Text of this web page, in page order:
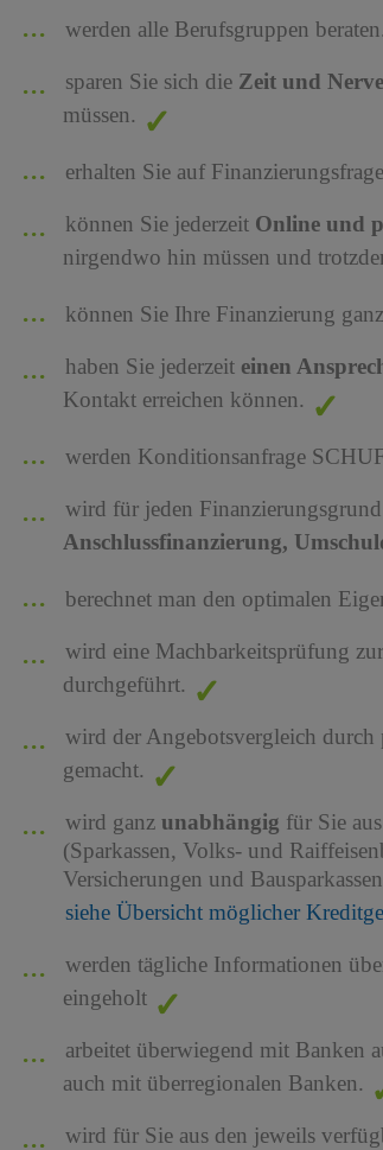
werden alle Berufsgruppen beraten.
sparen Sie sich die Zeit und
müssen.
erhalten Sie auf
können Sie jederzeit Online und
nirgendwo hin müssen und
können Sie Ihre Finanzierung
haben Sie jederzeit einen
Kontakt erreichen können.
werden Konditionsanfrage
wird für jeden
Anschlussfinanzierung,
berechnet man den optimalen
wird eine Machbarkeitsprüfung
durchgeführt.
wird der Angebotsvergleich durch
gemacht.
wird ganz unabhängig für Sie
(Sparkassen, Volks- und
Versicherungen und
siehe Übersicht möglicher
werden tägliche Informationen
eingeholt
arbeitet überwiegend mit Banken
auch mit überregionalen Banken.
wird für Sie aus den jeweils